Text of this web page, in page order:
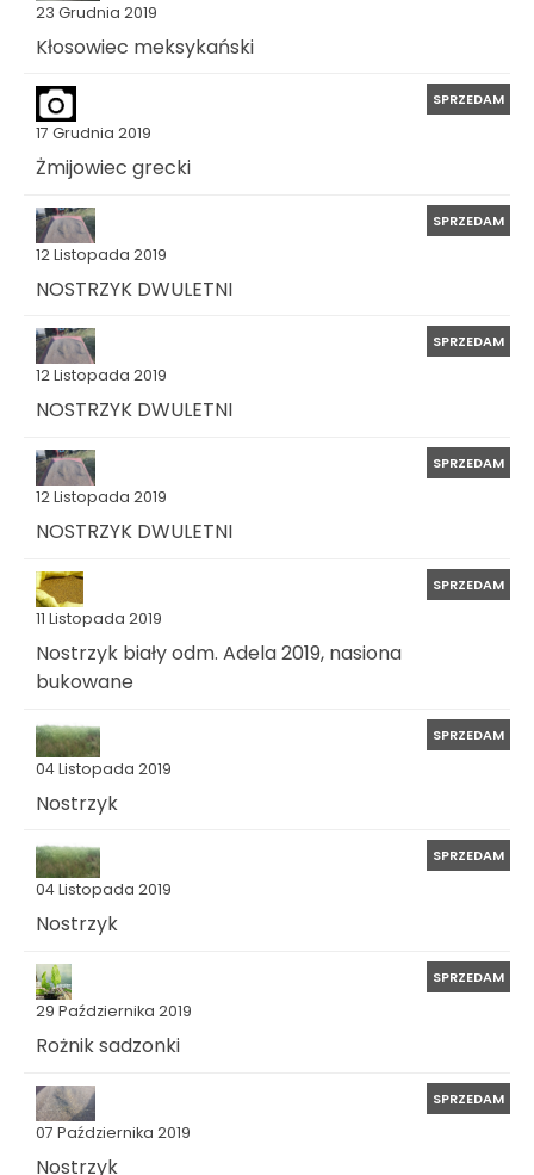
23 Grudnia 2019
Kłosowiec meksykański
17 Grudnia 2019
SPRZEDAM
Żmijowiec grecki
12 Listopada 2019
SPRZEDAM
NOSTRZYK DWULETNI
12 Listopada 2019
SPRZEDAM
NOSTRZYK DWULETNI
12 Listopada 2019
SPRZEDAM
NOSTRZYK DWULETNI
11 Listopada 2019
SPRZEDAM
Nostrzyk biały odm. Adela 2019, nasiona
bukowane
04 Listopada 2019
SPRZEDAM
Nostrzyk
04 Listopada 2019
SPRZEDAM
Nostrzyk
29 Października 2019
SPRZEDAM
Rożnik sadzonki
07 Października 2019
SPRZEDAM
Nostrzyk